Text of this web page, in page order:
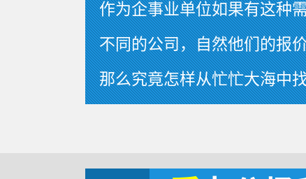
作为企事业单位如果有这种
不同的公司，自然他们的报
那么究竟怎样从忙忙大海中